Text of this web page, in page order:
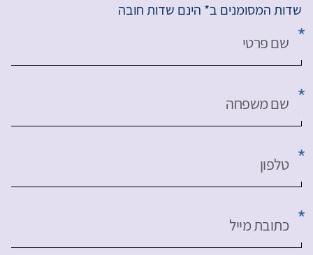
שדות המסומנים ב* הינם שדות חובה
שם פרטי
שם משפחה
טלפון
כתובת מייל